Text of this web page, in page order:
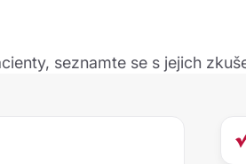
seznamte se s jejich